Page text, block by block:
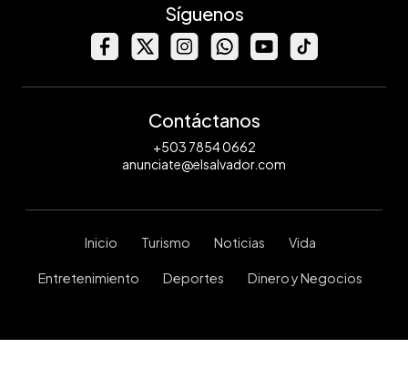
Síguenos
Contáctanos
+503 7854 0662
anunciate@elsalvador.com
Inicio Turismo Noticias Vida
Entretenimiento Deportes Dinero y Negocios